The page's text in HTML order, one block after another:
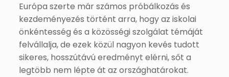
Európa szerte már számos próbálkozás és
kezdeményezés történt arra, hogy az iskolai
önkéntesség és a közösségi szolgálat témáját
felvállalja, de ezek közül nagyon kevés tudott
sikeres, hosszútávú eredményt elérni, sőt a
legtöbb nem lépte át az országhatárokat.